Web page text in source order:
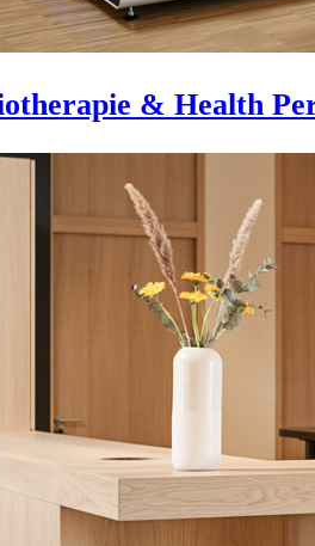
& Health